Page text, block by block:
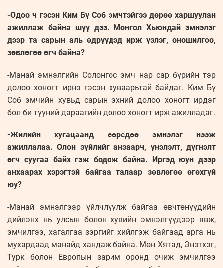
-Одоо ч гэсэн Ким Бү Соб эмчтэйгээ дөрөө харшуулан
ажиллаж байна шүү дээ. Монгол Хьюндай эмнэлэг
дээр та сарын аль өдрүүдэд ирж үзлэг, оношилгоо,
зөвлөгөө өгч байна?
-Манай эмнэлгийн Солонгос эмч нар сар бүрийн тэр
долоо хоногт ирнэ гэсэн хуваарьтай байдаг. Ким Бү
Соб эмчийн хувьд сарын эхний долоо хоногт ирдэг
бол би түүний дараагийн долоо хоногт ирж ажилладаг.
-Жилийн хугацаанд өөрсдөө эмнэлэг нээж
ажиллалаа. Олон зүйлийг анзаарч, үнэлэлт, дүгнэлт
өгч суугаа байх гэж бодож байна. Иргэд юун дээр
анхаарах хэрэгтэй байгаа талаар зөвлөгөө өгөхгүй
юу?
-Манай эмнэлгээр үйлчлүүлж байгаа өвчтөнүүдийн
дийлэнх нь улсын болон хувийн эмнэлгүүдээр явж,
эмчилгээ, хагалгаа зэргийг хийлгэж байгаад арга нь
мухардаад манайд хандаж байна. Мөн Хятад, Энэтхэг,
Турк болон Европын зарим оронд очиж эмчилгээ